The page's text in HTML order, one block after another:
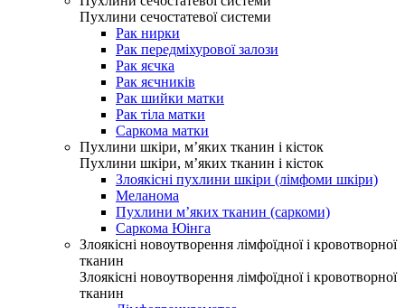
Пухлини сечостатевої системи
Рак нирки
Рак передміхурової залози
Рак яєчка
Рак яєчників
Рак шийки матки
Рак тіла матки
Саркома матки
Пухлини шкіри, м’яких тканин і кісток
Пухлини шкіри, м’яких тканин і кісток
Злоякісні пухлини шкіри (лімфоми шкіри)
Меланома
Пухлини м’яких тканин (саркоми)
Саркома Юінга
Злоякісні новоутворення лімфоїдної і кровотворної
тканин
Злоякісні новоутворення лімфоїдної і кровотворної
тканин